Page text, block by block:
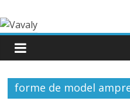
forme de model